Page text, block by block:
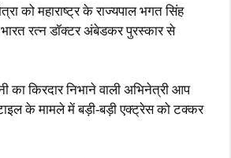
को महाराष्ट्र के राज्यपाल भगत सिंह
भारत रत्न डॉक्टर अंबेडकर पुरस्कार से
का किरदार निभाने वाली अभिनेत्री आप
के मामले में बड़ी-बड़ी एक्ट्रेस को टक्कर